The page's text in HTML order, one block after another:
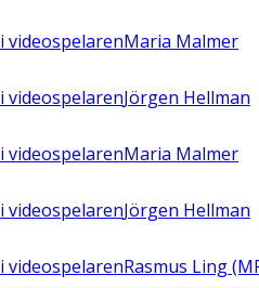
i videospelarenMaria Malmer
i videospelarenJörgen Hellman
i videospelarenMaria Malmer
i videospelarenJörgen Hellman
i videospelarenRasmus Ling